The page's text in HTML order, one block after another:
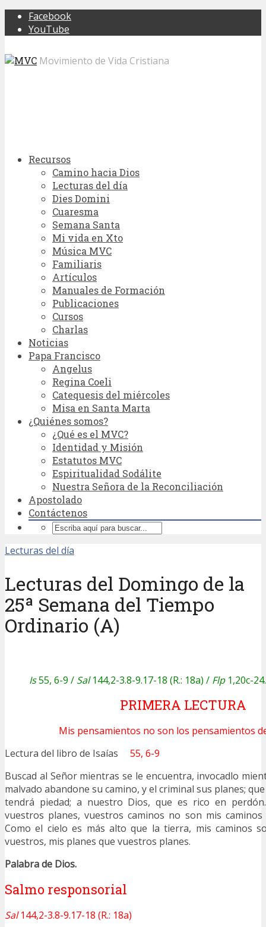
Facebook
YouTube
Movimiento de Vida Cristiana
Recursos
Camino hacia Dios
Lecturas del día
Dies Domini
Cuaresma
Semana Santa
Mi vida en Xto
Música MVC
Familiaris
Artículos
Manuales de Formación
Publicaciones
Cursos
Charlas
Noticias
Papa Francisco
Angelus
Regina Coeli
Catequesis del miércoles
Misa en Santa Marta
¿Quiénes somos?
¿Qué es el MVC?
Identidad y Misión
Estatutos MVC
Espiritualidad Sodálite
Nuestra Señora de la Reconciliación
Apostolado
Contáctenos
Lecturas del día
Lecturas del Domingo de la
25ª Semana del Tiempo
Ordinario (A)
Is55, 6-9 / Sal144,2-3.8-9.17-18 (R.: 18a) / Flp1,20c-
PRIMERA LECTURA
Mis pensamientos no son los pensamientos
Lectura del libro de Isaías 55, 6-9
Buscad al Señor mientras se le encuentra, invocadlo
malvado abandone su camino, y el criminal sus planes;
tendrá piedad; a nuestro Dios, que es rico en
vuestros planes, vuestros caminos no son mis caminos
Como el cielo es más alto que la tierra, mis caminos
vuestros, mis planes que vuestros planes.
Palabra de Dios.
Salmo responsorial
Sal144,2-3.8-9.17-18 (R.: 18a)